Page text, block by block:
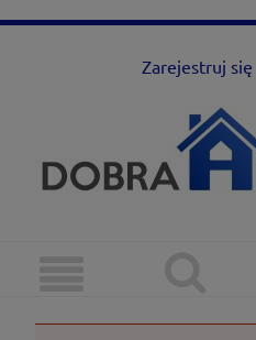
Zarejestruj się